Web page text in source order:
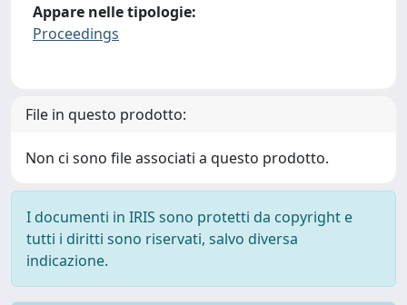
Appare nelle tipologie:
Proceedings
File in questo prodotto:
Non ci sono file associati a questo prodotto.
I documenti in IRIS sono protetti da copyright e
tutti i diritti sono riservati, salvo diversa
indicazione.